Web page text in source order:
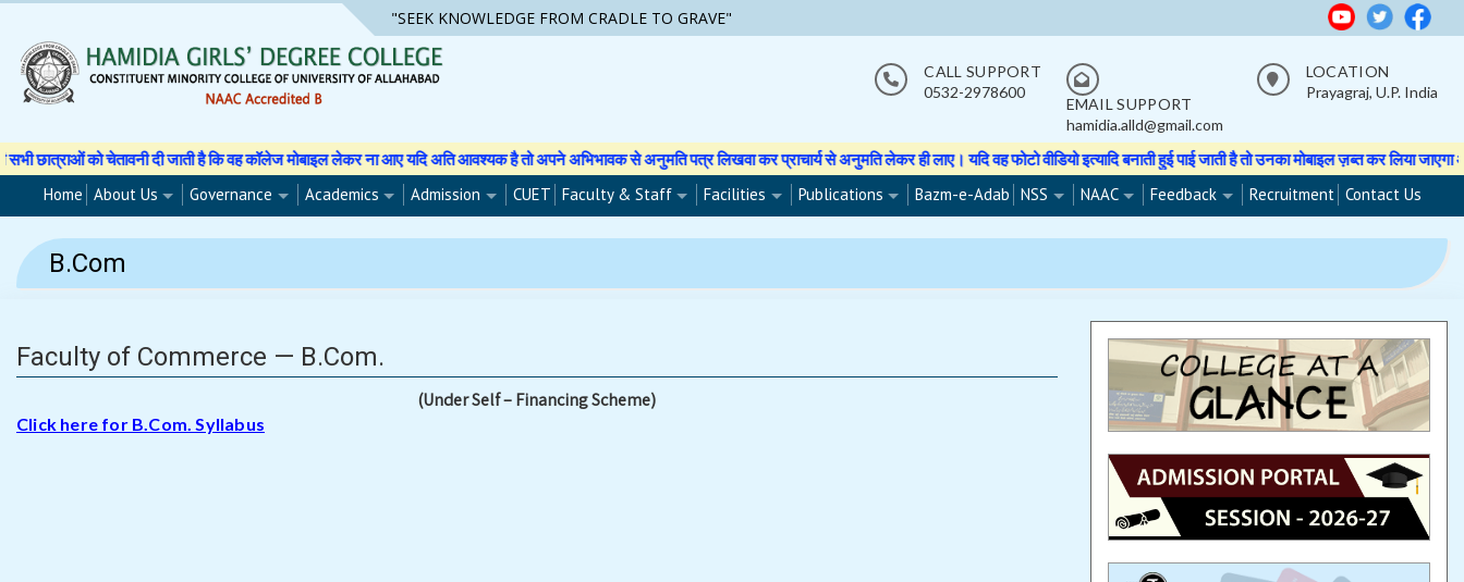
Skip
content
"SEEK KNOWLEDGE FROM CRADLE TO GRAVE"
CALL SUPPORT
0532-2978600
EMAIL SUPPORT
hamidia.alld@gmail.com
LOCATION
Prayagraj, U.P. India
को चेतावनी दी जाती है कि वह कॉलेज मोबाइल लेकर ना आए यदि अति आवश्यक है तो अपने अभिभावक से अनुमति पत्र लिखवा कर प्राचार्य से अनुमति लेकर ही लाए। यदि वह फोटो वीडियो इत्यादि बनाती हुई पाई जाती है तो उनका मोबाइल ज़ब्त कर लिया जाएगा और
Home About Us Governance Academics Admission CUET Faculty & Staff Facilities Publications Bazm-e-Adab NSS NAAC Feedback Recruitment Contact Us
B.Com
Faculty of Commerce — B.Com.
(Under Self – Financing Scheme)
Click here for B.Com. Syllabus